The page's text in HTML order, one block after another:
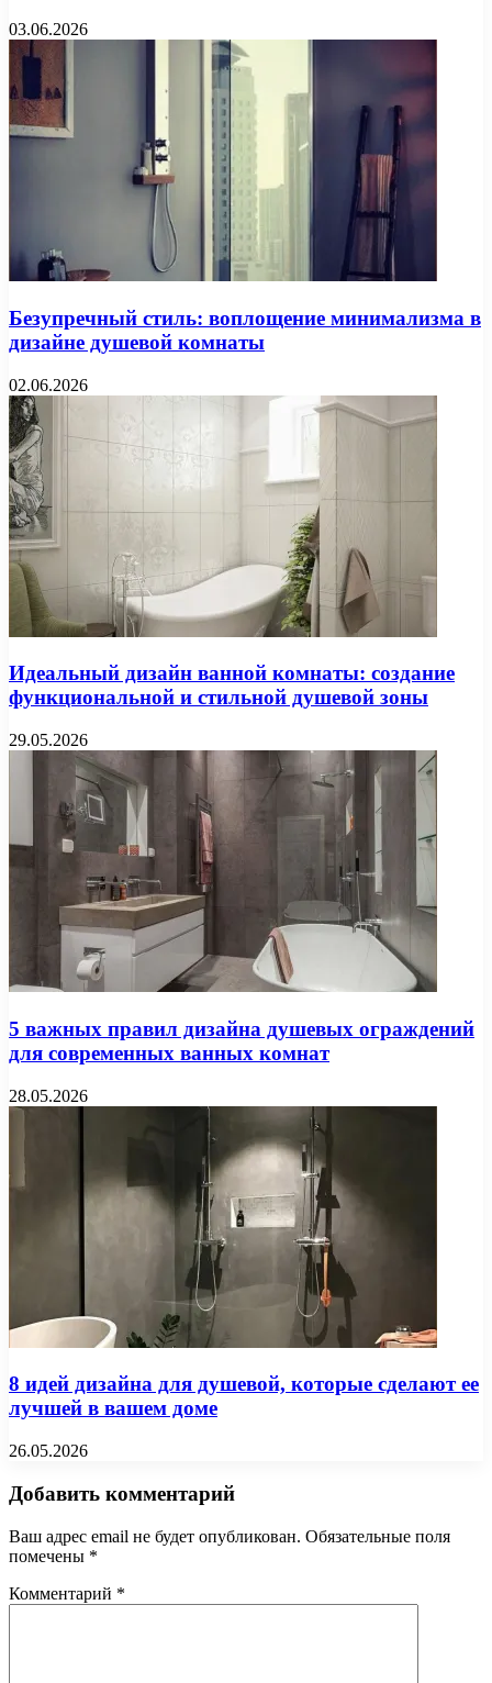
03.06.2026
Безупречный стиль: воплощение минимализма в
дизайне душевой комнаты
02.06.2026
Идеальный дизайн ванной комнаты: создание
функциональной и стильной душевой зоны
29.05.2026
5 важных правил дизайна душевых ограждений
для современных ванных комнат
28.05.2026
8 идей дизайна для душевой, которые сделают ее
лучшей в вашем доме
26.05.2026
Добавить комментарий
Ваш адрес email не будет опубликован. Обязательные поля
помечены *
Комментарий *